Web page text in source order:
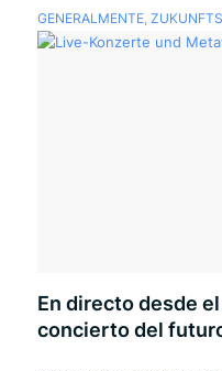
GENERALMENTE,
En directo desde
concierto del